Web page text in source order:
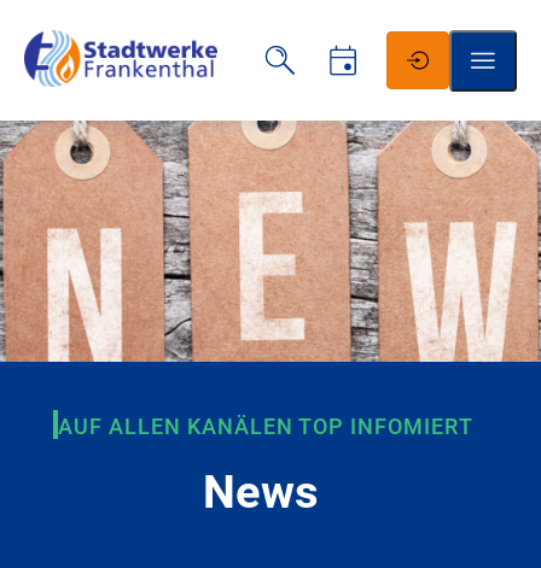
AUF ALLEN KANÄLEN TOP INFOMIERT
News
Schrift vergrößern
Schrift verkleinern
Wortabstand vergrößern
Zeilenabstand verkleinern